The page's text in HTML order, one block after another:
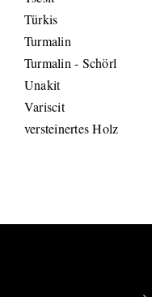
Türkis
Turmalin
Turmalin - Schörl
Unakit
Variscit
versteinertes Holz